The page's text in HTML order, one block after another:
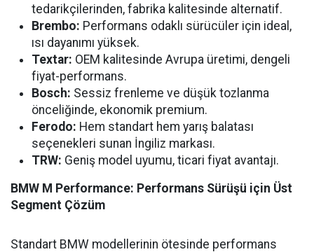
tedarikçilerinden, fabrika kalitesinde alternatif.
Brembo: Performans odaklı sürücüler için ideal,
ısı dayanımı yüksek.
Textar: OEM kalitesinde Avrupa üretimi, dengeli
fiyat-performans.
Bosch: Sessiz frenleme ve düşük tozlanma
önceliğinde, ekonomik premium.
Ferodo: Hem standart hem yarış balatası
seçenekleri sunan İngiliz markası.
TRW: Geniş model uyumu, ticari fiyat avantajı.
BMW M Performance: Performans Sürüşü için Üst
Segment Çözüm
Standart BMW modellerinin ötesinde performans